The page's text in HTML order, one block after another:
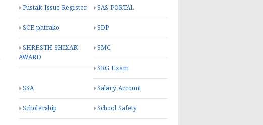
Pustak Issue Register SAS PORTAL
SCE patrako SDP
SHRESTH SHIXAK
AWARD
SMC
SRG Exam
SSA Salary Account
Scholership School Safety